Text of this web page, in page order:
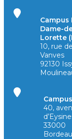
Campus
Dame-
Lorette
10, rue de
Vanves
92130
40,
33000